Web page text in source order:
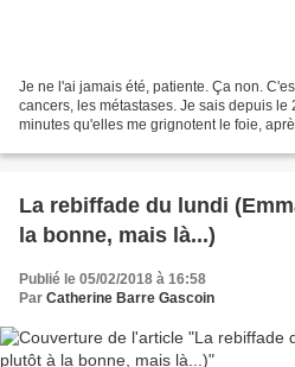
Je ne l'ai jamais été, patiente. Ça non.
cancers, les métastases. Je sais depuis le
minutes qu'elles me grignotent le foie,
La rebiffade du lundi
la bonne, mais là...)
Publié le 05/02/2018 à 16:58
Par Catherine Barre Gascoin